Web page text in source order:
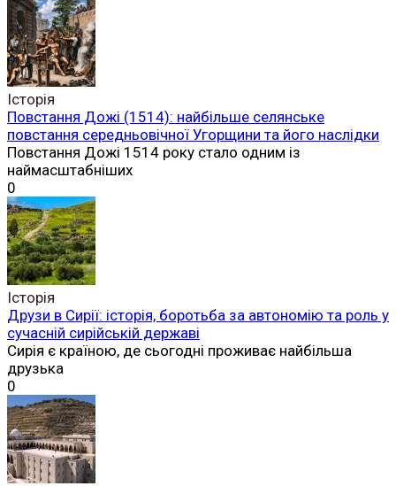
Історія
Повстання Дожі (1514): найбільше селянське
повстання середньовічної Угорщини та його наслідки
Повстання Дожі 1514 року стало одним із
наймасштабніших
0
Історія
Друзи в Сирії: історія, боротьба за автономію та роль у
сучасній сирійській державі
Сирія є країною, де сьогодні проживає найбільша
друзька
0